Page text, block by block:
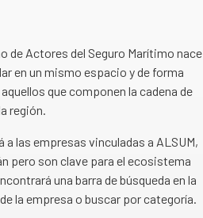
de Actores del Seguro Marítimo nace
en un mismo espacio y de forma
que componen la cadena de
región.
las empresas vinculadas a ALSUM,
pero son clave para el ecosistema
una barra de búsqueda en la
la empresa o buscar por categoría.